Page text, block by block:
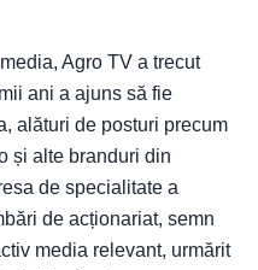
Agro TV a trecut
ani a ajuns să fie
alături de posturi precum
și alte branduri din
de specialitate a
de acționariat, semn
media relevant, urmărit